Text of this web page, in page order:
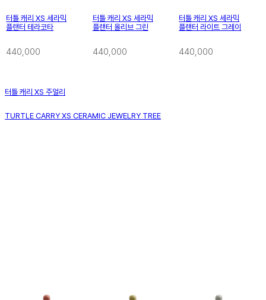
터틀 캐리 XS 세라믹
플랜터 테라코타
440,000
터틀 캐리 XS 세라믹
플랜터 올리브 그린
440,000
터틀 캐리 XS 세라믹
플랜터 라이트 그레이
440,000
터틀 캐리 XS 주얼리
TURTLE CARRY XS CERAMIC JEWELRY TREE